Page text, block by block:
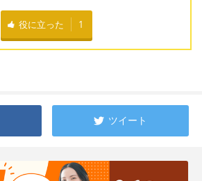
役に立った 1
ツイート